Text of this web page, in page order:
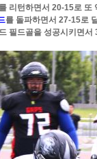
리턴하면서 20-15로 또
를 돌파하면서 27-15로
필드골을 성공시키면서